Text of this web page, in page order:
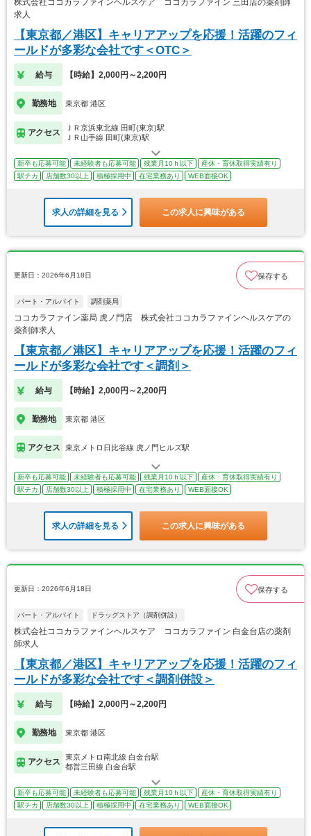
株式会社ココカラファインヘルスケア ココカラファイン 三田店の薬剤師
求人
【東京都／港区】キャリアアップを応援！活躍のフィ
ールドが多彩な会社です＜OTC＞
給与 【時給】2,000円～2,200円
勤務地 東京都 港区
アクセス
ＪＲ京浜東北線 田町(東京)駅
ＪＲ山手線 田町(東京)駅
新卒も応募可能 未経験者も応募可能 残業月10ｈ以下
産休・育休取得実績有り
駅チカ
店舗数30以上 積極採用中 在宅業務あり WEB面接OK
求人の詳細を見る この求人に興味がある
更新日：2026年6月18日 保存する
パート・アルバイト 調剤薬局
ココカラファイン薬局 虎ノ門店 株式会社ココカラファインヘルスケアの
薬剤師求人
【東京都／港区】キャリアアップを応援！活躍のフィ
ールドが多彩な会社です＜調剤＞
給与 【時給】2,000円～2,200円
勤務地 東京都 港区
アクセス 東京メトロ日比谷線 虎ノ門ヒルズ駅
新卒も応募可能 未経験者も応募可能 残業月10ｈ以下
産休・育休取得実績有り
駅チカ
店舗数30以上 積極採用中 在宅業務あり WEB面接OK
求人の詳細を見る この求人に興味がある
更新日：2026年6月18日 保存する
パート・アルバイト ドラッグストア（調剤併設）
株式会社ココカラファインヘルスケア ココカラファイン 白金台店の薬剤
師求人
【東京都／港区】キャリアアップを応援！活躍のフィ
ールドが多彩な会社です＜調剤併設＞
給与 【時給】2,000円～2,200円
勤務地 東京都 港区
アクセス
東京メトロ南北線 白金台駅
都営三田線 白金台駅
新卒も応募可能 未経験者も応募可能 残業月10ｈ以下
産休・育休取得実績有り
駅チカ
店舗数30以上 積極採用中 在宅業務あり WEB面接OK